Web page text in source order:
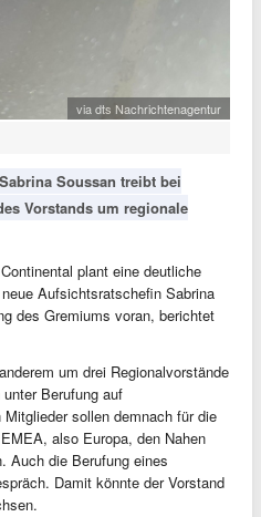
via dts Nachrichtenagentur
Soussan treibt bei
Vorstands um regionale
plant eine deutliche
Aufsichtsratschefin Sabrina
des Gremiums voran, berichtet
um drei Regionalvorstände
Berufung auf
sollen demnach für die
also Europa, den Nahen
Auch die Berufung eines
Damit könnte der Vorstand